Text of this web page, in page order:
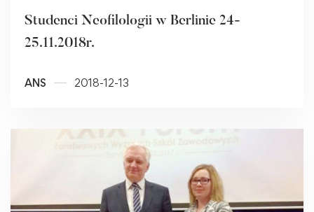
Studenci Neofilologii w Berlinie 24-
25.11.2018r.
ANS 2018-12-13